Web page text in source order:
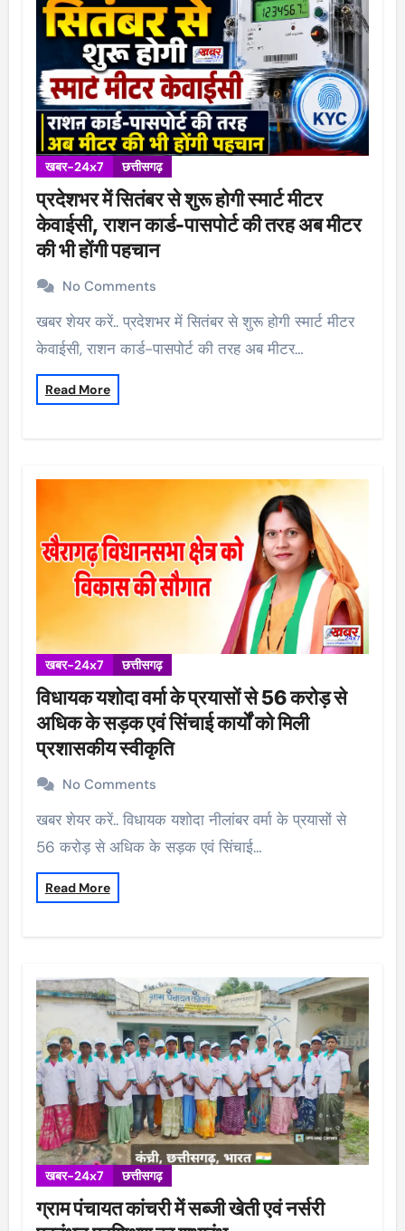
खबर-24x7 छत्तीसगढ़
प्रदेशभर में सितंबर से शुरू होगी स्मार्ट मीटर
केवाईसी, राशन कार्ड-पासपोर्ट की तरह अब मीटर
की भी होंगी पहचान
No Comments
खबर शेयर करें.. प्रदेशभर में सितंबर से शुरू होगी स्मार्ट मीटर
केवाईसी, राशन कार्ड-पासपोर्ट की तरह अब मीटर…
Read More
खबर-24x7 छत्तीसगढ़
विधायक यशोदा वर्मा के प्रयासों से 56 करोड़ से
अधिक के सड़क एवं सिंचाई कार्यों को मिली
प्रशासकीय स्वीकृति
No Comments
खबर शेयर करें.. विधायक यशोदा नीलांबर वर्मा के प्रयासों से
56 करोड़ से अधिक के सड़क एवं सिंचाई…
Read More
खबर-24x7 छत्तीसगढ़
ग्राम पंचायत कांचरी में सब्जी खेती एवं नर्सरी